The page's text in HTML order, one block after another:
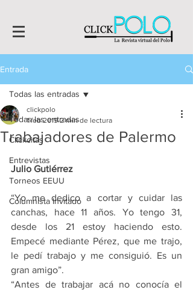
Entrada
Todas las entradas
Clickcitas
Entrevistas
Torneos EEUU
Columnista Invitado
Todas las entradas
Trabajadores de Palermo
clickpolo
1 feb 2019 2 min de lectura
Julio Gutiérrez
“Yo me dedico a cortar y cuidar las
canchas, hace 11 años. Yo tengo 31,
desde los 21 estoy haciendo esto.
Empecé mediante Pérez, que me trajo,
le pedí trabajo y me consiguió. Es un
gran amigo”.
“Antes de trabajar acá no conocía el